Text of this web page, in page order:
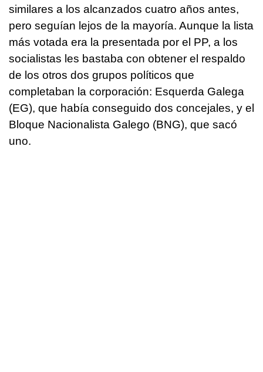
similares a los alcanzados cuatro años antes,
pero seguían lejos de la mayoría. Aunque la lista
más votada era la presentada por el PP, a los
socialistas les bastaba con obtener el respaldo
de los otros dos grupos políticos que
completaban la corporación: Esquerda Galega
(EG), que había conseguido dos concejales, y el
Bloque Nacionalista Galego (BNG), que sacó
uno.